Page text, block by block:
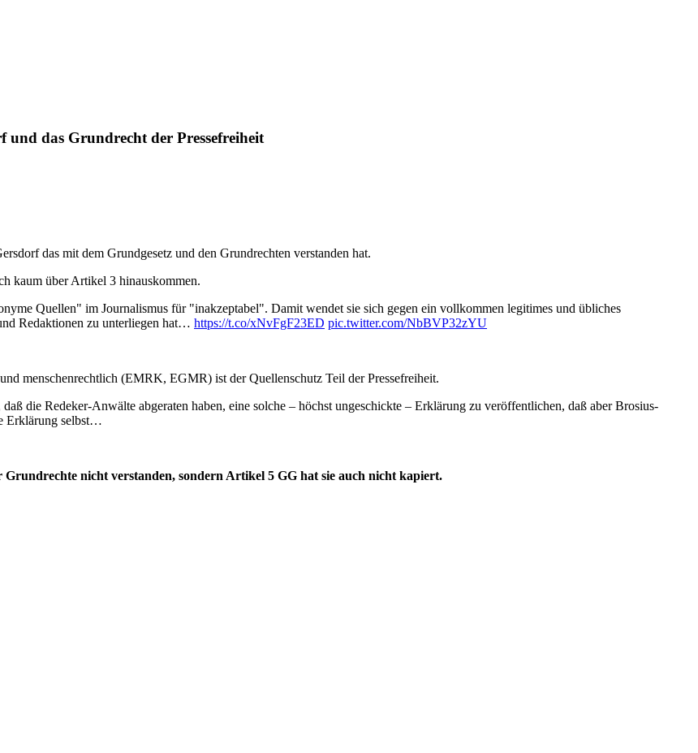
das Grundrecht der Pressefreiheit
das mit dem Grundgesetz und den Grundrechten verstanden hat.
kaum über Artikel 3 hinauskommen.
Quellen" im Journalismus für "inakzeptabel". Damit wendet sie sich gegen ein vollkommen legitimes und übliches
Redaktionen zu unterliegen hat… https://t.co/xNvFgF23ED pic.twitter.com/NbBVP32zYU
menschenrechtlich (EMRK, EGMR) ist der Quellenschutz Teil der Pressefreiheit.
die Redeker-Anwälte abgeraten haben, eine solche – höchst ungeschickte – Erklärung zu veröffentlichen, daß aber Brosius-
Erklärung selbst…
nicht verstanden, sondern Artikel 5 GG hat sie auch nicht kapiert.